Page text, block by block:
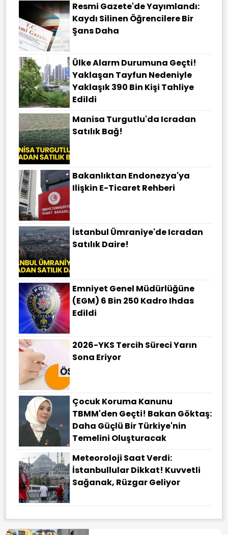
Resmi Gazete'de Yayımlandı:
Kaydı Silinen Öğrencilere Bir
Şans Daha
Ülke Alarm Durumuna Geçti!
Yaklaşan Tayfun Nedeniyle
Yaklaşık 390 Bin Kişi Tahliye
Edildi
Manisa Turgutlu'da Icradan
Satılık Bağ!
Bakanlıktan Endonezya'ya
Ilişkin E-Ticaret Rehberi
İstanbul Ümraniye'de Icradan
Satılık Daire!
Emniyet Genel Müdürlüğüne
(EGM) 6 Bin 250 Kadro Ihdas
Edildi
2026-YKS Tercih Süreci Yarın
Sona Eriyor
Çocuk Koruma Kanunu
TBMM'den Geçti! Bakan Göktaş:
Daha Güçlü Bir Türkiye'nin
Temelini Oluşturacak
Meteoroloji Saat Verdi:
İstanbullular Dikkat! Kuvvetli
Sağanak, Rüzgar Geliyor